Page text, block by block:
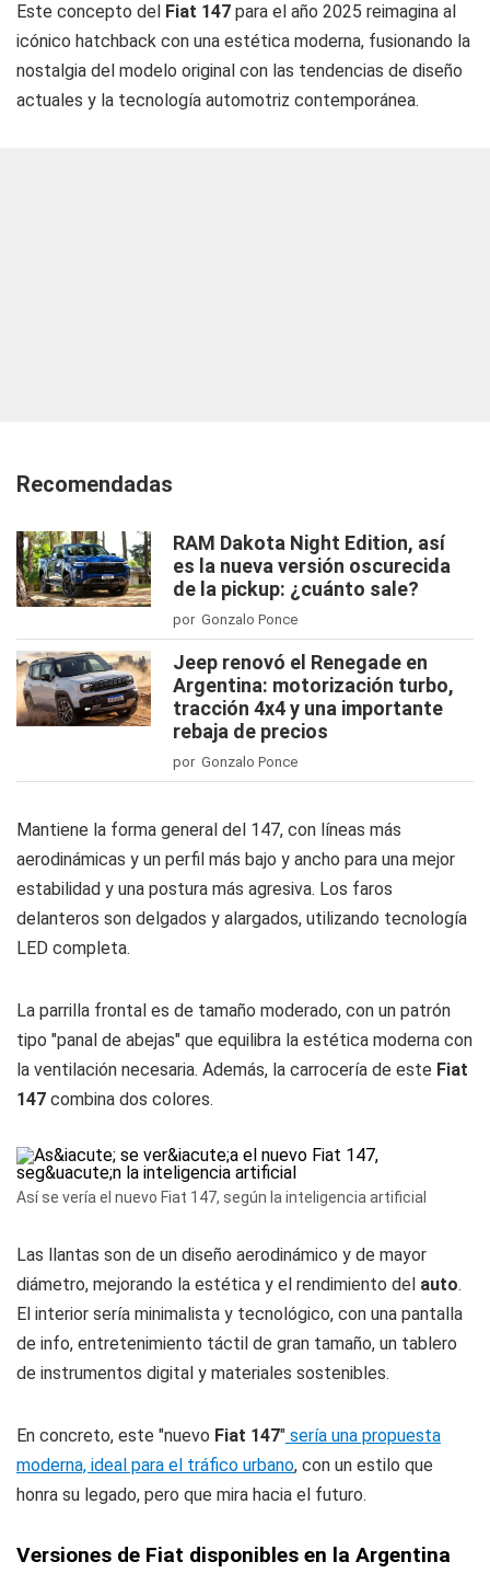
Este concepto del Fiat 147 para el año 2025 reimagina al
icónico hatchback con una estética moderna, fusionando la
nostalgia del modelo original con las tendencias de diseño
actuales y la tecnología automotriz contemporánea.
Recomendadas
RAM Dakota Night Edition, así
es la nueva versión oscurecida
de la pickup: ¿cuánto sale?
por Gonzalo Ponce
Jeep renovó el Renegade en
Argentina: motorización turbo,
tracción 4x4 y una importante
rebaja de precios
por Gonzalo Ponce
Mantiene la forma general del 147, con líneas más
aerodinámicas y un perfil más bajo y ancho para una mejor
estabilidad y una postura más agresiva. Los faros
delanteros son delgados y alargados, utilizando tecnología
LED completa.
La parrilla frontal es de tamaño moderado, con un patrón
tipo "panal de abejas" que equilibra la estética moderna con
la ventilación necesaria. Además, la carrocería de este Fiat
147 combina dos colores.
Así se vería el nuevo Fiat 147, según la inteligencia artificial
Las llantas son de un diseño aerodinámico y de mayor
diámetro, mejorando la estética y el rendimiento del auto.
El interior sería minimalista y tecnológico, con una pantalla
de info, entretenimiento táctil de gran tamaño, un tablero
de instrumentos digital y materiales sostenibles.
En concreto, este "nuevo Fiat 147" sería una propuesta
moderna, ideal para el tráfico urbano, con un estilo que
honra su legado, pero que mira hacia el futuro.
Versiones de Fiat disponibles en la Argentina